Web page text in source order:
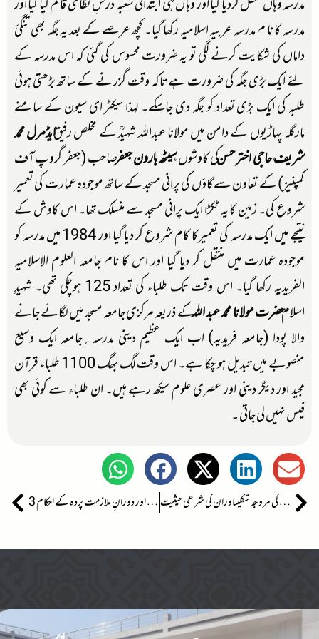
مدرسہ کا نا م مدرسہ عربیہ اسلامیہ رکھا گیا۔ کچھ عرصے کے بعد یہ جگہ بھی تنگیٔ
داماں کی شکایت کرنے لگی تو یہ ضرورت محسوس کی گئی کہ اس مدرسہ کے
لئے ایک بڑی جگہ کی ضرورت ہے تاکہ وقت گزرنے کے ساتھ بڑھتی ہوئی
طلبہ کی ایک بڑی تعداد کو جگہ دی جاسکے۔ لہذا سیکٹر ای سیون کے سامنے
مارگلہ پہاڑیوں کے دامن میں مولانا عبداللہ شہیدؒ کے مخلص رفیقايڈمرل محمد
شريف،حاجی اختر حسنکی کاوشوں،سیٹھ ہارون جعفرصاحب (جعفر گروپ آف
کمپنیز) کے تعاون سے گاؤں کی پرانی مسجد کے ساتھ موجودہ عمارت کی تعمیر
شروع کی۔ زمین کا یہ ٹکڑا ایک پرانی مسجد سے منسلک تھا۔ اس کاوش کے
نتیجے میں ایک مدرسہ کی تعمیرکا کام شروع کر دیا گیا اور 1984 میں مدرسہ کو
موجودہ عمارت میں منتقل کر دیا گیا اور اس کا نام جامعہ العلوم الاسلامیہ
الفریدیہ رکھا گیا۔ اس وقت تک طلباء کی تعداد 125 ہوچکی تھی۔ شہیدِ
اسلامحضرت مولانا محمد عبد اللہکے ذریعہ مرکزی جامعہ مسجد میں لگائے جانے
والا پودا (جامعہ فریدیہ) اب ایک عظیم دینی مدرسہ؍جامعہ ایک وسیع
منصوبے میں تبدیل ہو چکا ہے۔ اس وقت لگ بھگ 1100 طلباء قرآن
مجید اور دیگر دینی اور عصری علوم سیکھ رہے ہیں۔ ان طلباء سے کوئی بھی
فیس نہیں لی جاتی ۔
ملازمت پیشہ خواتین کا دائرہ کار اور دورانِ ملازمت پردہ کے احکام 3 قتل بہ جذبۂ رحم کی مروجہ شکلیںاوران کی شرعی حیثیت